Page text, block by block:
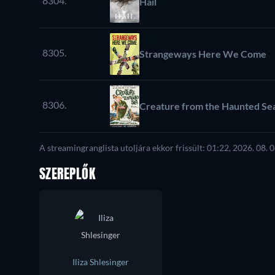
8305. Strangeways Here We Come
8306. Creature from the Haunted
A streamingranglista utoljára ekkor frissült: 01:22, 2026. 08.
SZEREPLŐK
Iliza Shlesinger